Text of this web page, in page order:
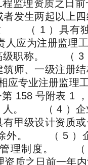
理资质之日前
者发生两起以
1 ）具有独立
为注册监理工
级职称。 （ 3
师、一级注册
应专业注册监理
158 号附表 1
人。 （ 4 ）企
甲级设计资质
外。 （ 5 ）
管理制度。 （
质之日前一年